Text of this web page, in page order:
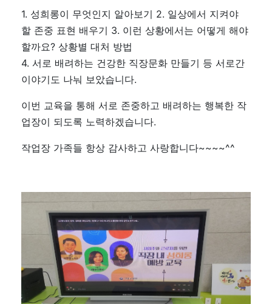
1. 성희롱이 무엇인지 알아보기 2. 일상에서 지켜야
할 존중 표현 배우기 3. 이런 상황에서는 어떻게 해야
할까요? 상황별 대처 방법
4. 서로 배려하는 건강한 직장문화 만들기 등 서로간
이야기도 나눠 보았습니다.
이번 교육을 통해 서로 존중하고 배려하는 행복한 작
업장이 되도록 노력하겠습니다.
작업장 가족들 항상 감사하고 사랑합니다~~~~^^